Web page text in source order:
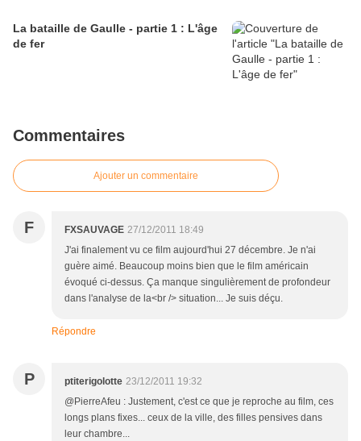
La bataille de Gaulle - partie 1 : L'âge
de fer
Commentaires
Ajouter un commentaire
F FXSAUVAGE 27/12/2011 18:49
J'ai finalement vu ce film aujourd'hui 27 décembre. Je n'ai
guère aimé. Beaucoup moins bien que le film américain
évoqué ci-dessus. Ça manque singulièrement de profondeur
dans l'analyse de la<br /> situation... Je suis déçu.
Répondre
P ptiterigolotte 23/12/2011 19:32
@PierreAfeu : Justement, c'est ce que je reproche au film, ces
longs plans fixes... ceux de la ville, des filles pensives dans
leur chambre...